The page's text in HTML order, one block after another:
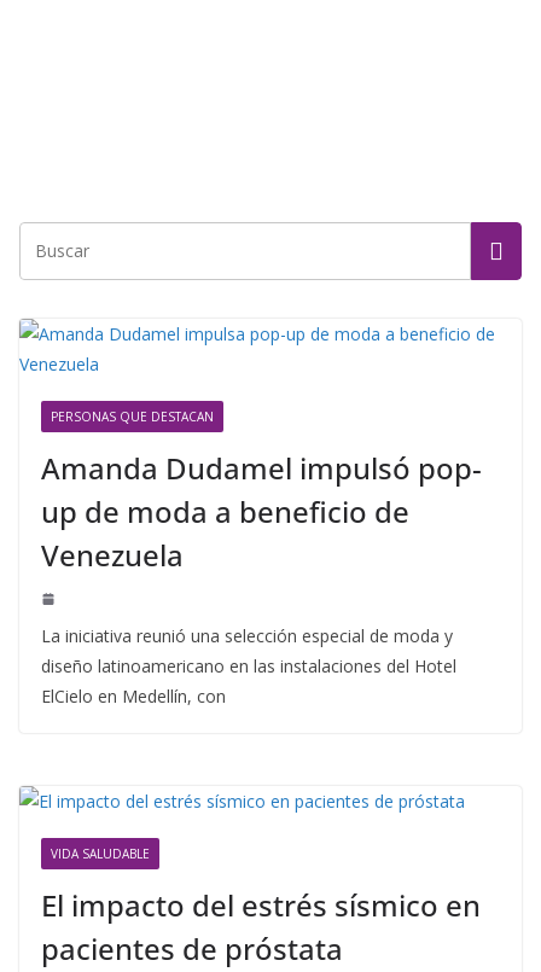
PERSONAS QUE DESTACAN
Amanda Dudamel impulsó pop-
up de moda a beneficio de
Venezuela
La iniciativa reunió una selección especial de moda y
diseño latinoamericano en las instalaciones del Hotel
ElCielo en Medellín, con
VIDA SALUDABLE
El impacto del estrés sísmico en
pacientes de próstata